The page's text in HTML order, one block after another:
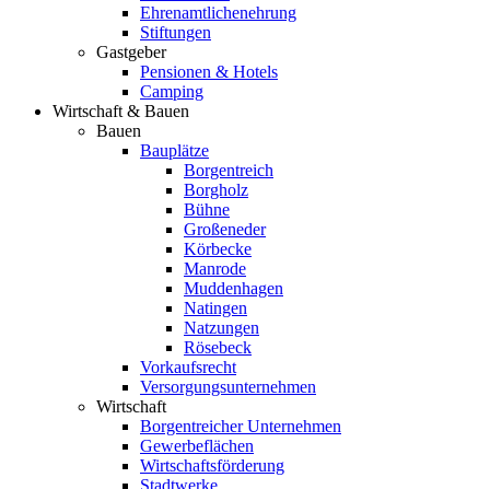
Ehrenamtlichenehrung
Stiftungen
Gastgeber
Pensionen & Hotels
Camping
Wirtschaft & Bauen
Bauen
Bauplätze
Borgentreich
Borgholz
Bühne
Großeneder
Körbecke
Manrode
Muddenhagen
Natingen
Natzungen
Rösebeck
Vorkaufsrecht
Versorgungsunternehmen
Wirtschaft
Borgentreicher Unternehmen
Gewerbeflächen
Wirtschaftsförderung
Stadtwerke